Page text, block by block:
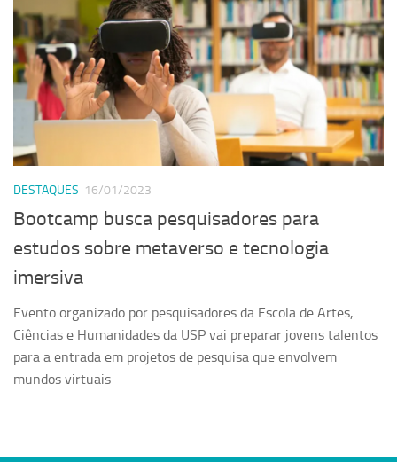
Atendimento ao Usuário
Serviços
Reserva de espaços físicos
Competências
DESTAQUES 16/01/2023
Bootcamp busca pesquisadores para
estudos sobre metaverso e tecnologia
imersiva
Evento organizado por pesquisadores da Escola de Artes,
Ciências e Humanidades da USP vai preparar jovens talentos
para a entrada em projetos de pesquisa que envolvem
mundos virtuais